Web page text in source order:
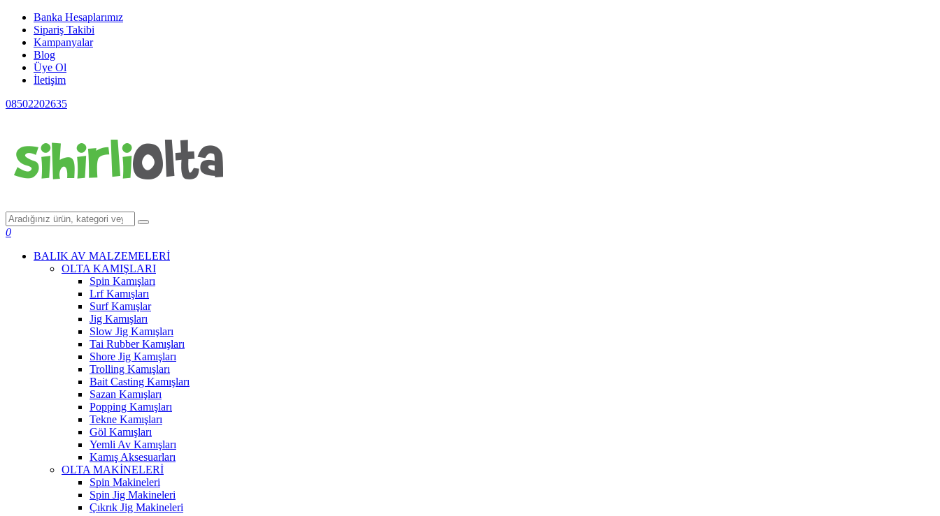
Banka Hesaplarımız
Sipariş Takibi
Kampanyalar
Blog
Üye Ol
İletişim
08502202635
0
BALIK AV MALZEMELERİ
OLTA KAMIŞLARI
Spin Kamışları
Lrf Kamışları
Surf Kamışlar
Jig Kamışları
Slow Jig Kamışları
Tai Rubber Kamışları
Shore Jig Kamışları
Trolling Kamışları
Bait Casting Kamışları
Sazan Kamışları
Popping Kamışları
Tekne Kamışları
Göl Kamışları
Yemli Av Kamışları
Kamış Aksesuarları
OLTA MAKİNELERİ
Spin Makineleri
Spin Jig Makineleri
Çıkrık Jig Makineleri